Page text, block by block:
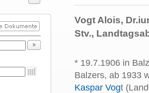
Vogt Alois,
Stv.,
* 19.7.1906 in
Balzers, ab 1933
Kaspar Vogt